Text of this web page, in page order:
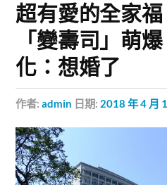
超有愛的全家
「變壽司」萌
化：想婚了
作者:admin 日期: 2018 年 4 月